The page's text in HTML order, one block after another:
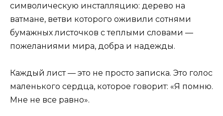
символическую инсталляцию: дерево на
ватмане, ветви которого оживили сотнями
бумажных листочков с теплыми словами —
пожеланиями мира, добра и надежды.
Каждый лист — это не просто записка. Это голос
маленького сердца, которое говорит: «Я помню.
Мне не все равно».